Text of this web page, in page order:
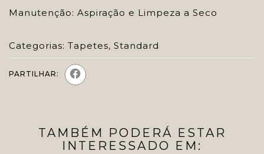
Manutenção: Aspiração e Limpeza a Seco
Categorias: Tapetes, Standard
PARTILHAR:
TAMBÉM PODERÁ ESTAR
INTERESSADO EM: